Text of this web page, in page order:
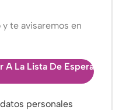
te avisaremos en
A La Lista De Espera
personales